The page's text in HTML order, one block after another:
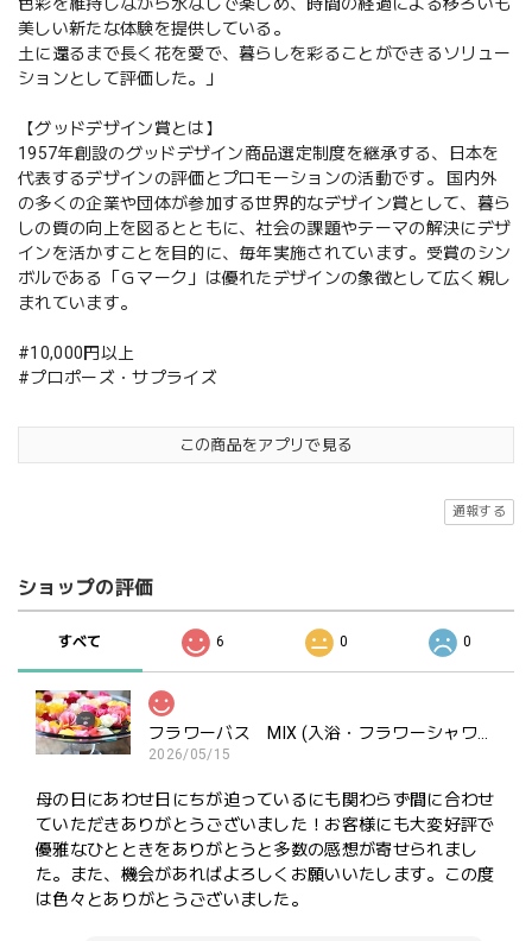
色彩を維持しながら水なしで楽しめ、時間の経過による移ろいも
美しい新たな体験を提供している。
土に還るまで長く花を愛で、暮らしを彩ることができるソリュー
ションとして評価した。」
【グッドデザイン賞とは】
1957年創設のグッドデザイン商品選定制度を継承する、日本を
代表するデザインの評価とプロモーションの活動です。 国内外
の多くの企業や団体が参加する世界的なデザイン賞として、暮ら
しの質の向上を図るとともに、社会の課題やテーマの解決にデザ
インを活かすことを目的に、毎年実施されています。受賞のシン
ボルである「Ｇマーク」は優れたデザインの象徴として広く親し
まれています。
#10,000円以上
#プロポーズ・サプライズ
この商品をアプリで見る
通報する
ショップの評価
すべて 6 0 0
フラワーバス MIX (入浴・フラワーシャワー・ポプリ用）ご褒美にどうぞ
2026/05/15
母の日にあわせ日にちが迫っているにも関わらず間に合わせ
ていただきありがとうございました！お客様にも大変好評で
優雅なひとときをありがとうと多数の感想が寄せられまし
た。また、機会があればよろしくお願いいたします。この度
は色々とありがとうございました。